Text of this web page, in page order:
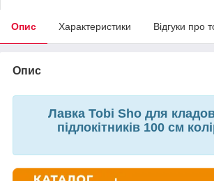
Опис Характеристики Відгуки про
Опис
Лавка Tobi Sho для
підлокітників 100 см